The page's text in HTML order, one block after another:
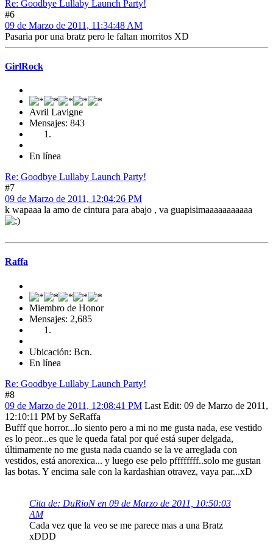
Re: Goodbye Lullaby Launch Party!
#6
09 de Marzo de 2011, 11:34:48 AM
Pasaria por una bratz pero le faltan morritos XD
GirlRock
Avril Lavigne
Mensajes: 843
En línea
Re: Goodbye Lullaby Launch Party!
#7
09 de Marzo de 2011, 12:04:26 PM
k wapaaa la amo de cintura para abajo , va guapisimaaaaaaaaaaa
Raffa
Miembro de Honor
Mensajes: 2,685
Ubicación: Bcn.
En línea
Re: Goodbye Lullaby Launch Party!
#8
09 de Marzo de 2011, 12:08:41 PM Last Edit: 09 de Marzo de 2011,
12:10:11 PM by SeRaffa
Bufff que horror...lo siento pero a mi no me gusta nada, ese vestido
es lo peor...es que le queda fatal por qué está super delgada,
últimamente no me gusta nada cuando se la ve arreglada con
vestidos, está anorexica... y luego ese pelo pffffffff..solo me gustan
las botas. Y encima sale con la kardashian otravez, vaya par...xD
Cita de: DuRioN en 09 de Marzo de 2011, 10:50:03
AM
Cada vez que la veo se me parece mas a una Bratz
xDDD